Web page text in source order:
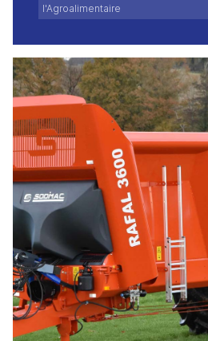
l'Agroalimentaire